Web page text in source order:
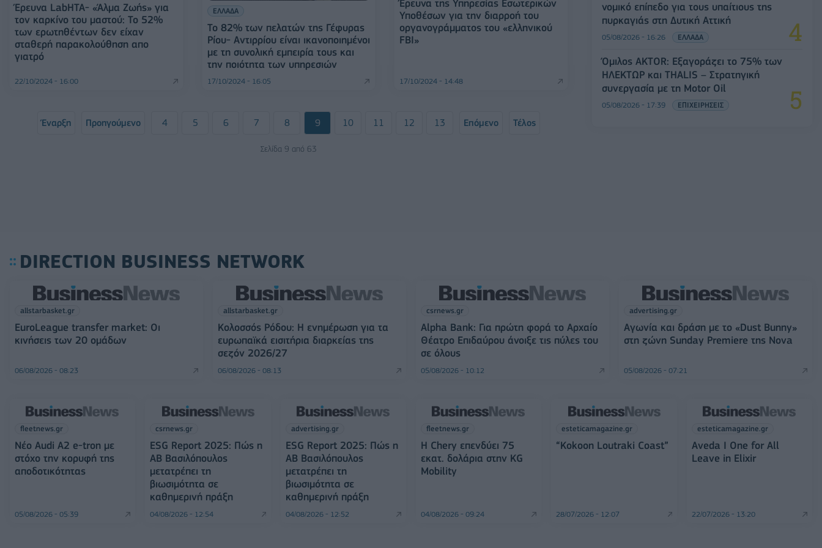
Έρευνα LabHTA- «Άλμα Ζωής» για
τον καρκίνο του μαστού: Το 52%
των ερωτηθέντων δεν είχαν
σταθερή παρακολούθηση απο
γιατρό
22/10/2024 - 16:00
ΕΛΛΑΔΑ
Το 82% των πελατών της Γέφυρας
Ρίου- Αντιρρίου είναι ικανοποιημένοι
με τη συνολική εμπειρία τους και
την ποιότητα των υπηρεσιών
17/10/2024 - 16:05
Έρευνα της Υπηρεσίας Εσωτερικών
Υποθέσων για την διαρροή του
οργανογράμματος του «ελληνικού
FBI»
17/10/2024 - 14:48
Έναρξη Προηγούμενο 4 5 6 7 8 9 10 11 12 13 Επόμενο Τέλος
Σελίδα 9 από 63
νομικό επίπεδο για τους υπαίτιους της
πυρκαγιάς στη Δυτική Αττική
05/08/2026 - 16:26 ΕΛΛΑΔΑ
Όμιλος AKTOR: Εξαγοράζει το 75% των
ΗΛΕΚΤΩΡ και THALIS – Στρατηγική
συνεργασία με τη Motor Oil
05/08/2026 - 17:39 ΕΠΙΧΕΙΡΗΣΕΙΣ
DIRECTION BUSINESS NETWORK
allstarbasket.gr
EuroLeague transfer market: Οι
κινήσεις των 20 ομάδων
06/08/2026 - 08:23
allstarbasket.gr
Κολοσσός Ρόδου: Η ενημέρωση για τα
ευρωπαϊκά εισιτήρια διαρκείας της
σεζόν 2026/27
06/08/2026 - 08:13
csrnews.gr
Alpha Bank: Για πρώτη φορά το Αρχαίο
Θέατρο Επιδαύρου άνοιξε τις πύλες του
σε όλους
05/08/2026 - 10:12
advertising.gr
Αγωνία και δράση με το «Dust Bunny»
στη ζώνη Sunday Premiere της Nova
05/08/2026 - 07:21
fleetnews.gr
Νέο Audi A2 e-tron με
στόχο την κορυφή της
αποδοτικότητας
05/08/2026 - 05:39
csrnews.gr
ESG Report 2025: Πώς η
ΑΒ Βασιλόπουλος
μετατρέπει τη
βιωσιμότητα σε
καθημερινή πράξη
04/08/2026 - 12:54
advertising.gr
ESG Report 2025: Πώς η
ΑΒ Βασιλόπουλος
μετατρέπει τη
βιωσιμότητα σε
καθημερινή πράξη
04/08/2026 - 12:52
fleetnews.gr
Η Chery επενδύει 75
εκατ. δολάρια στην KG
Mobility
04/08/2026 - 09:24
esteticamagazine.gr
“Kokoon Loutraki Coast”
28/07/2026 - 12:07
esteticamagazine.gr
Aveda I One for All
Leave in Elixir
22/07/2026 - 13:20